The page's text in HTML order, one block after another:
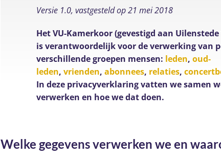
Versie 1.0, vastgesteld op 21 mei 2018
Het VU-Kamerkoor (gevestigd aan
is verantwoordelijk voor de verwerking van
verschillende groepen mensen: leden,oud-
leden,vrienden,abonnees, relaties,
In deze privacyverklaring vatten we samen
verwerken en hoe we dat doen.
Welke gegevens verwerken we en